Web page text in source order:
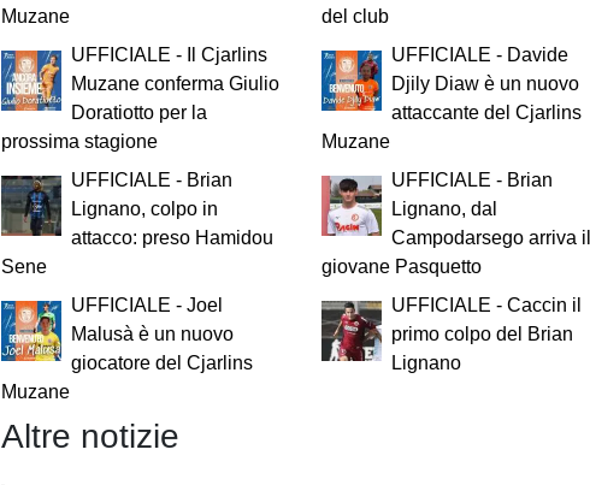
Muzane
del club
UFFICIALE - Il Cjarlins
Muzane conferma Giulio
Doratiotto per la
prossima stagione
UFFICIALE - Davide
Djily Diaw è un nuovo
attaccante del Cjarlins
Muzane
UFFICIALE - Brian
Lignano, colpo in
attacco: preso Hamidou
Sene
UFFICIALE - Brian
Lignano, dal
Campodarsego arriva il
giovane Pasquetto
UFFICIALE - Joel
Malusà è un nuovo
giocatore del Cjarlins
Muzane
UFFICIALE - Caccin il
primo colpo del Brian
Lignano
Altre notizie